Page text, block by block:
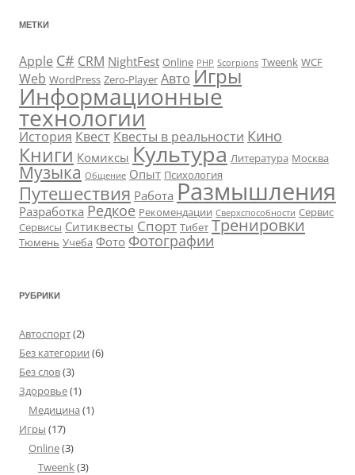
МЕТКИ
Apple C# CRM NightFest Online PHP Scorpions Tweenk WCF
Web WordPress Zero-Player Авто Игры
Информационные
технологии
История Квест Квесты в реальности Кино
Книги Комиксы Культура Литература Москва
Музыка Общение Опыт Психология
Путешествия Работа Размышления
Разработка Редкое Рекомендации Сверхспособности Сервис
Сервисы Ситиквесты Спорт Тибет Тренировки
Тюмень Учеба Фото Фотографии
РУБРИКИ
Автоспорт(2)
Без категории (6)
Без слов(3)
Здоровье(1)
Медицина (1)
Игры (17)
Online(3)
Tweenk(3)